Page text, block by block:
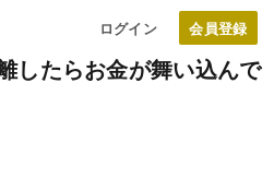
ログイン
したらお金が舞い込んで